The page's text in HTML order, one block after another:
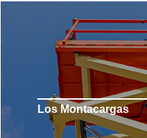
Los Montacargas